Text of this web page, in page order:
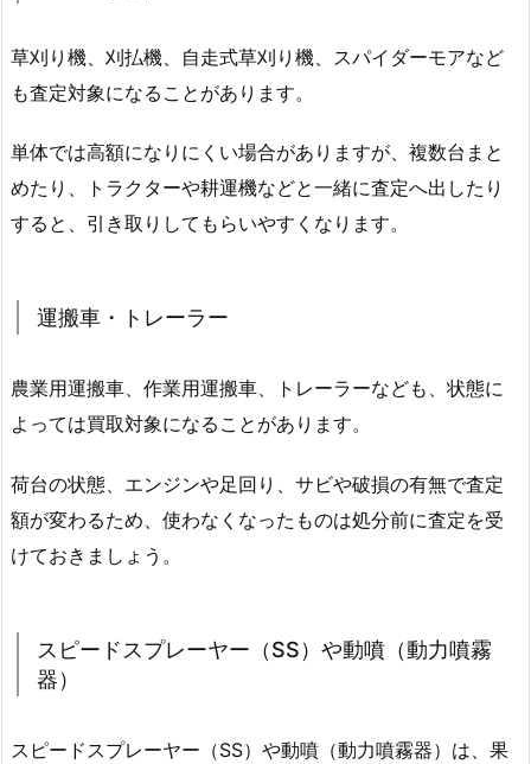
草刈り機、刈払機、自走式草刈り機、スパイダーモアなど
も査定対象になることがあります。
単体では高額になりにくい場合がありますが、複数台まと
めたり、トラクターや耕運機などと一緒に査定へ出したり
すると、引き取りしてもらいやすくなります。
運搬車・トレーラー
農業用運搬車、作業用運搬車、トレーラーなども、状態に
よっては買取対象になることがあります。
荷台の状態、エンジンや足回り、サビや破損の有無で査定
額が変わるため、使わなくなったものは処分前に査定を受
けておきましょう。
スピードスプレーヤー（SS）や動噴（動力噴霧
器）
スピードスプレーヤー（SS）や動噴（動力噴霧器）は、果